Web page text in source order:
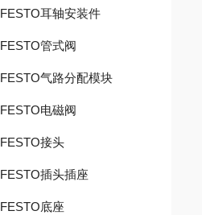
FESTO耳轴安装件
FESTO管式阀
FESTO气路分配模块
FESTO电磁阀
FESTO接头
FESTO插头插座
FESTO底座